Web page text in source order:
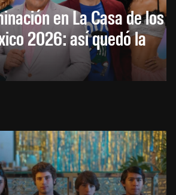
en La Casa de los
2026: así quedó la